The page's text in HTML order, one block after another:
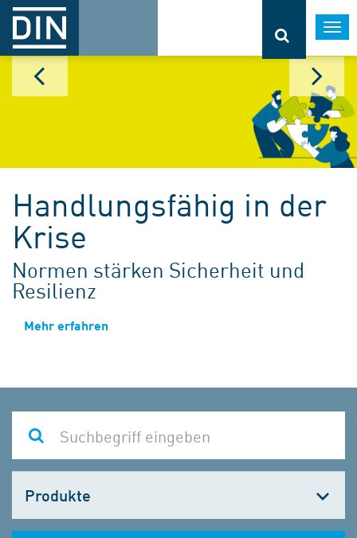
Handlungsfähig in der
Krise
Normen stärken Sicherheit und
Resilienz
Mehr erfahren
wählen